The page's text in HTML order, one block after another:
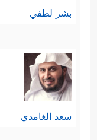
بشر لطفي
سعد الغامدي